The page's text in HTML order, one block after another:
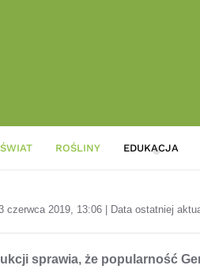
ŚWIAT ROŚLINY EDUKACJA
czerwca 2019, 13:06 | Data ostatniej
sprawia, że popularność